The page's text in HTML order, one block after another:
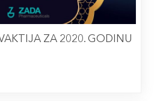
ZA 2020. GODINU